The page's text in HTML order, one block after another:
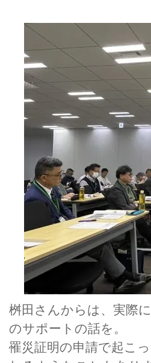
桝田さんからは、実際
のサポートの話を。
罹災証明の申請で起こ